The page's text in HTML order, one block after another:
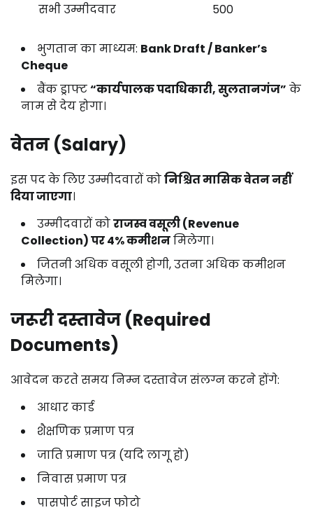
सभी उम्मीदवार
₹500
भुगतान का माध्यम: Bank Draft / Banker’s
Cheque
बैंक ड्राफ्ट“कार्यपालक पदाधिकारी, सुलतानगंज” के
नाम से देय होगा।
वेतन (Salary)
इस पद के लिए उम्मीदवारों कोनिश्चित मासिक वेतन नहीं
दिया जाएगा।
उम्मीदवारों कोराजस्व वसूली (Revenue
Collection) पर 4% कमीशनमिलेगा।
जितनी अधिक वसूली होगी, उतना अधिक कमीशन
मिलेगा।
जरूरी दस्तावेज (Required
Documents)
आवेदन करते समय निम्न दस्तावेज संलग्न करने होंगे:
आधार कार्ड
शैक्षणिक प्रमाण पत्र
जाति प्रमाण पत्र (यदि लागू हो)
निवास प्रमाण पत्र
पासपोर्ट साइज फोटो